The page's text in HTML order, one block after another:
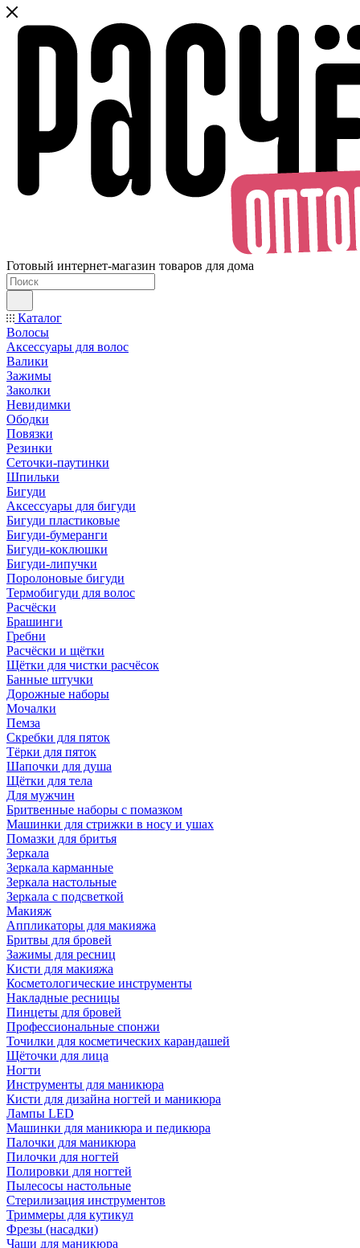
Готовый интернет-магазин товаров для дома
Каталог
Волосы
Аксессуары для волос
Валики
Зажимы
Заколки
Невидимки
Ободки
Повязки
Резинки
Сеточки-паутинки
Шпильки
Бигуди
Аксессуары для бигуди
Бигуди пластиковые
Бигуди-бумеранги
Бигуди-коклюшки
Бигуди-липучки
Поролоновые бигуди
Термобигуди для волос
Расчёски
Брашинги
Гребни
Расчёски и щётки
Щётки для чистки расчёсок
Банные штучки
Дорожные наборы
Мочалки
Пемза
Скребки для пяток
Тёрки для пяток
Шапочки для душа
Щётки для тела
Для мужчин
Бритвенные наборы с помазком
Машинки для стрижки в носу и ушах
Помазки для бритья
Зеркала
Зеркала карманные
Зеркала настольные
Зеркала с подсветкой
Макияж
Аппликаторы для макияжа
Бритвы для бровей
Зажимы для ресниц
Кисти для макияжа
Косметологические инструменты
Накладные ресницы
Пинцеты для бровей
Профессиональные спонжи
Точилки для косметических карандашей
Щёточки для лица
Ногти
Инструменты для маникюра
Кисти для дизайна ногтей и маникюра
Лампы LED
Машинки для маникюра и педикюра
Палочки для маникюра
Пилочки для ногтей
Полировки для ногтей
Пылесосы настольные
Стерилизация инструментов
Триммеры для кутикул
Фрезы (насадки)
Чаши для маникюра